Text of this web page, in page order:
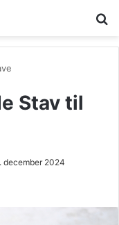
Stav til
december 2024